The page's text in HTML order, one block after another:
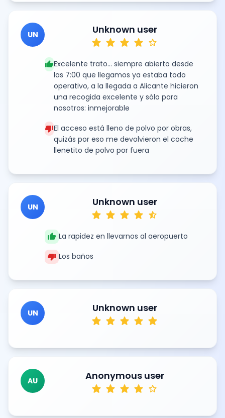
UN Unknown user
star star star star star
thumb_upExcelente trato... siempre abierto desde
las 7:00 que llegamos ya estaba todo
operativo, a la llegada a Alicante hicieron
una recogida excelente y sólo para
nosotros: inmejorable
thumb_downEl acceso está lleno de polvo por obras,
quizás por eso me devolvieron el coche
llenetito de polvo por fuera
UN Unknown user
star star star star star_half
thumb_up La rapidez en llevarnos al aeropuerto
thumb_down Los baños
UN Unknown user
star star star star star
AU Anonymous user
star star star star star